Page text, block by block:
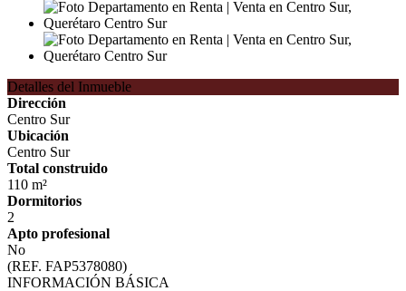
Detalles del Inmueble
Dirección
Centro Sur
Ubicación
Centro Sur
Total construido
110 m²
Dormitorios
2
Apto profesional
No
(REF. FAP5378080)
INFORMACIÓN BÁSICA